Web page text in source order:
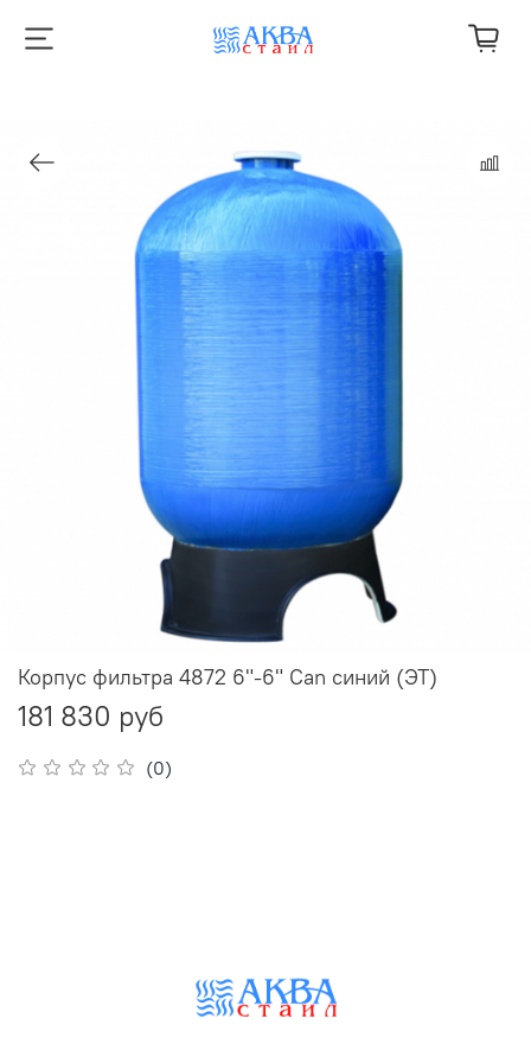
(0)
Корпус фильтра 4872 6"-6" Can синий (ЭТ)
181 830 руб